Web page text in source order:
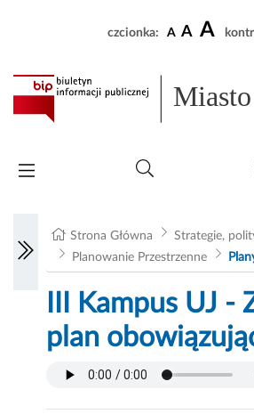
czcionka: A A A
Strona Główna
Strategie,
Planowanie Przestrzenne
III Kampus UJ -
plan